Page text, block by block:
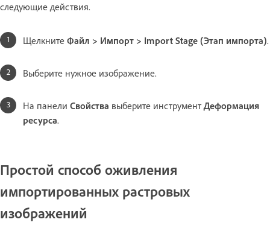
следующие действия.
Щелкните Файл > Импорт > Import Stage (Этап импорта).
Выберите нужное изображение.
На панели Свойства выберите инструментДеформация
ресурса.
Простой способ оживления
импортированных растровых
изображений